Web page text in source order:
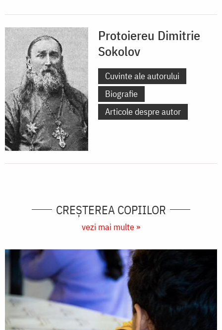
Protoiereu Dimitrie
Sokolov
Cuvinte ale autorului
Biografie
Articole despre autor
CREŞTEREA COPIILOR
vezi mai multe »